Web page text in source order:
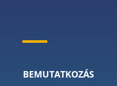
BEMUTATKOZÁS